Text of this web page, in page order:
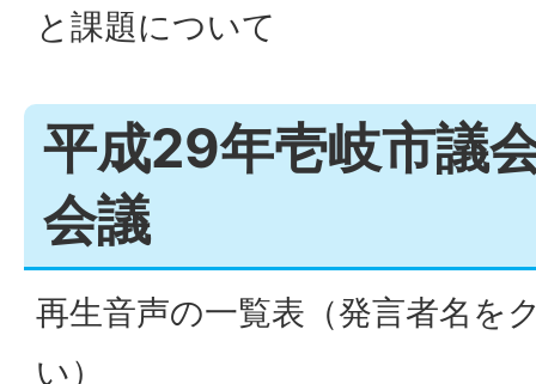
と課題について
平成29年壱岐市議
会議
再生音声の一覧表（発言者名を
い）